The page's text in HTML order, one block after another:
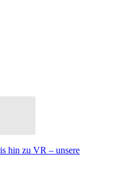
hin zu VR – unsere